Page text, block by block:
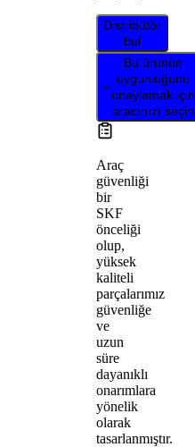
Distribütör
bul
Bu ürünün
uygunluğunu
onaylamak için
aracınızı seçin
Araç
güvenliği
bir
SKF
önceliği
olup,
yüksek
kaliteli
parçalarımız
güvenliğe
ve
uzun
süre
dayanıklı
onarımlara
yönelik
olarak
tasarlanmıştır.